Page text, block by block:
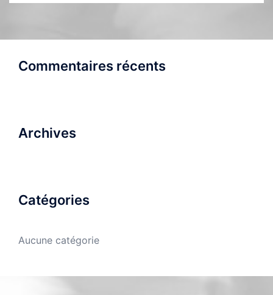
Commentaires récents
Archives
Catégories
Aucune catégorie